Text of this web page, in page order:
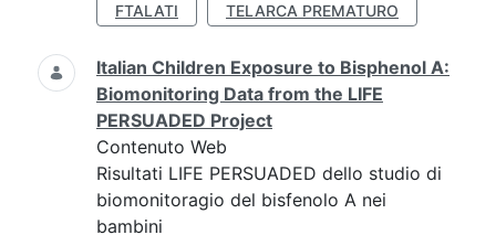
FTALATI
TELARCA PREMATURO
Italian Children Exposure to Bisphenol A:
Biomonitoring Data from the LIFE
PERSUADED Project
Contenuto Web
Risultati LIFE PERSUADED dello studio di
biomonitoragio del bisfenolo A nei
bambini